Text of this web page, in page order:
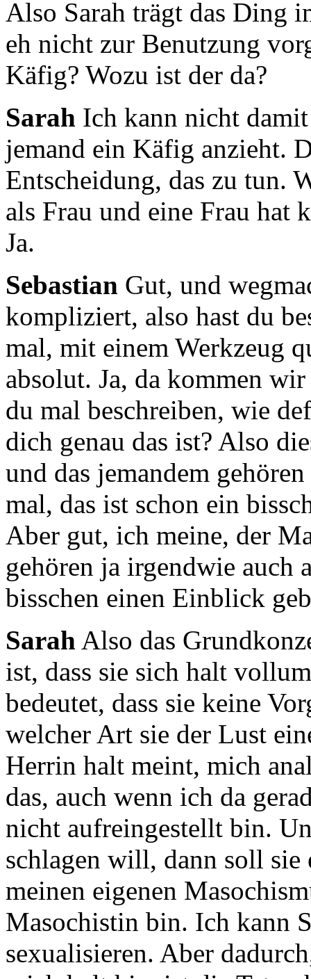
Also Sarah trägt das Ding
eh nicht zur Benutzung
Käfig? Wozu ist der da?
Sarah Ich kann nicht
jemand ein Käfig anzieht.
Entscheidung, das zu tun.
als Frau und eine Frau hat
Ja.
Sebastian Gut, und
kompliziert, also hast du
mal, mit einem Werkzeug
absolut. Ja, da kommen
du mal beschreiben, wie
dich genau das ist? Also
und das jemandem
mal, das ist schon ein
Aber gut, ich meine, der
gehören ja irgendwie auch
bisschen einen Einblick
Sarah Also das
ist, dass sie sich halt
bedeutet, dass sie keine
welcher Art sie der Lust
Herrin halt meint, mich
das, auch wenn ich da
nicht aufreingestellt bin.
schlagen will, dann soll
meinen eigenen
Masochistin bin. Ich kann
sexualisieren. Aber